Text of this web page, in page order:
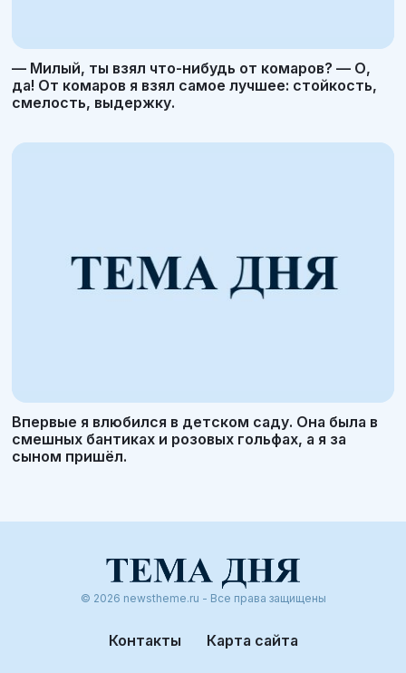
— Милый, ты взял что-нибудь от комаров? — О,
да! От комаров я взял самое лучшее: стойкость,
смелость, выдержку.
Впервые я влюбился в детском саду. Она была в
смешных бантиках и розовых гольфах, а я за
сыном пришёл.
© 2026 newstheme.ru - Все права защищены
Контакты Карта сайта